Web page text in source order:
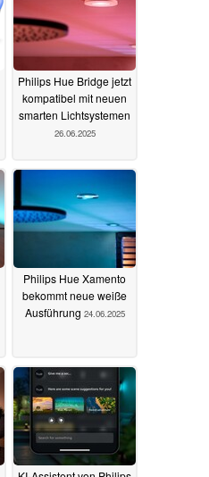
Philips Hue Bridge jetzt
kompatibel mit neuen
smarten Lichtsystemen
26.06.2025
Philips Hue Xamento
bekommt neue weiße
Ausführung 24.06.2025